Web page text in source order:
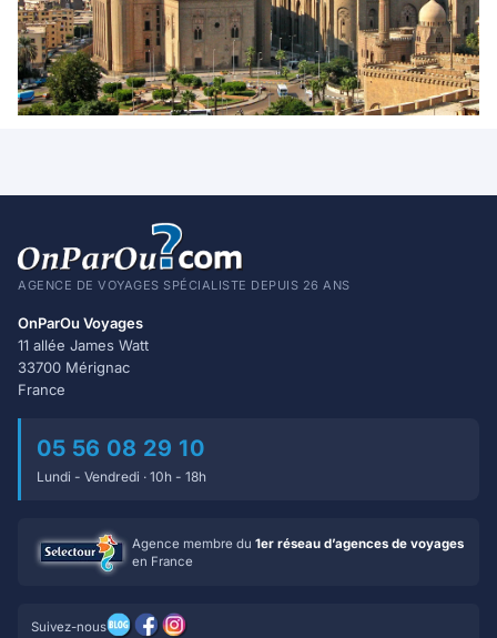
AGENCE DE VOYAGES SPÉCIALISTE DEPUIS 26 ANS
OnParOu Voyages
11 allée James Watt
33700 Mérignac
France
05 56 08 29 10
Lundi - Vendredi · 10h - 18h
Agence membre du 1er réseau d’agences de voyages
en France
Suivez-nous